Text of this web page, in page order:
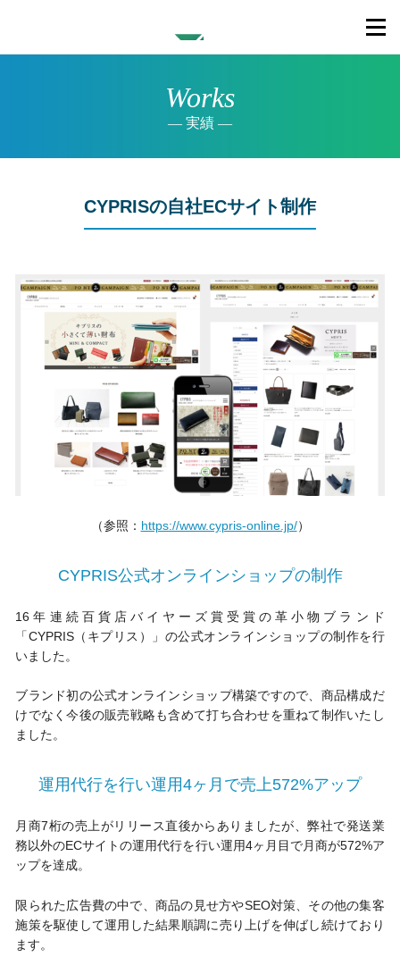
Works
実績
CYPRISの自社ECサイト制作
（参照： https://www.cypris-online.jp/）
CYPRIS公式オンラインショップの制作
16年連続百貨店バイヤーズ賞受賞の革小物ブランド
「CYPRIS（キプリス）」の公式オンラインショップの制作を行
いました。
ブランド初の公式オンラインショップ構築ですので、商品構成だ
けでなく今後の販売戦略も含めて打ち合わせを重ねて制作いたし
ました。
運用代行を行い運用4ヶ月で売上572%アップ
月商7桁の売上がリリース直後からありましたが、弊社で発送業
務以外のECサイトの運用代行を行い運用4ヶ月目で月商が572%ア
ップを達成。
限られた広告費の中で、商品の見せ方やSEO対策、その他の集客
施策を駆使して運用した結果順調に売り上げを伸ばし続けており
ます。